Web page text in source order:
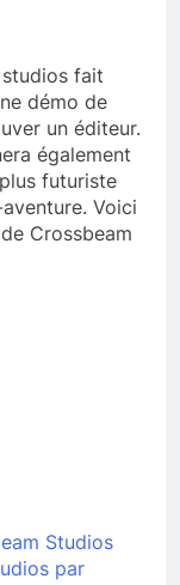
fait
démo de
un éditeur.
également
futuriste
aventure. Voici
Crossbeam
Studios
par